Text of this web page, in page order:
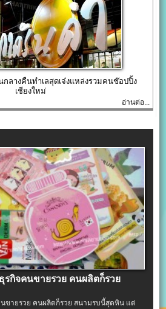
ลางคืนทำเลสุดเจ๋งแหล่งรวมคนช๊อปปิ้ง
เชียงใหม่
อ่านต่อ...
รกิจคนขายรวย คนผลิตก็รวย
นขายรวย คนผลิตก็รวย สนามรบนี้สุดหิน แต่